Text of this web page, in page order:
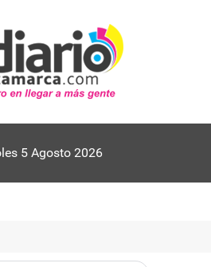
5 Agosto 2026